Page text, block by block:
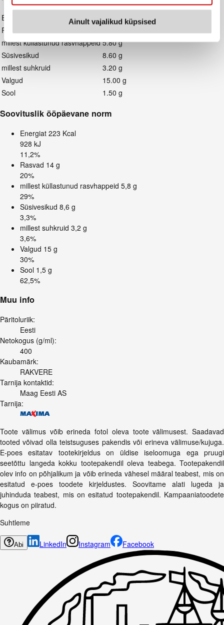
Ainult vajalikud küpsised
Energiat
928.00 kJ / 223.00 Kcal
Rasvad
millest küllastunud rasvhappeid 5.80 g
Süsivesikud
8.60 g
millest suhkruid
3.20 g
Valgud
15.00 g
Sool
1.50 g
Soovituslik ööpäevane norm
Energiat 223 Kcal
928 kJ
11,2%
Rasvad 14 g
20%
millest küllastunud rasvhappeid 5,8 g
29%
Süsivesikud 8,6 g
3,3%
millest suhkruid 3,2 g
3,6%
Valgud 15 g
30%
Sool 1,5 g
62,5%
Muu info
Päritoluriik:
Eesti
Netokogus (g/ml):
400
Kaubamärk:
RAKVERE
Tarnija kontaktid:
Maag Eesti AS
Tarnija:
Toote välimus võib erineda fotol oleva toote välimusest. Saadavad
tooted võivad olla teistsuguses pakendis või erineva välimuse/kujuga.
E-poes esitatav tootekirjeldus on üldise iseloomuga ega pruugi
seetõttu langeda kokku tootepakendil oleva teabega. Tootepakendil
olev info on põhjalikum ja võib erineda vähesel määral teabest, mis on
esitatud e-poes toodete kirjeldustes. Soovitame alati lugeda ja
juhinduda teabest, mis on esitatud tootepakendil. Kampaaniatoodete
kogus on piiratud.
Suhtleme
Abi LinkedIn Instagram Facebook